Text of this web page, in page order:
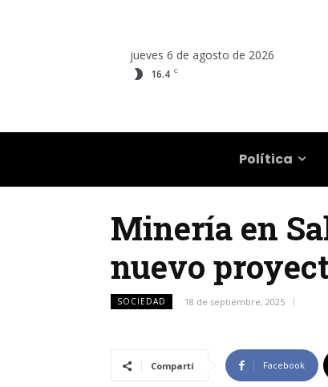
jueves 6 de agosto de 2026
16.4 C
Política
Minería en
nuevo
SOCIEDAD 18 de septiembre, 2025
Compartí Facebook